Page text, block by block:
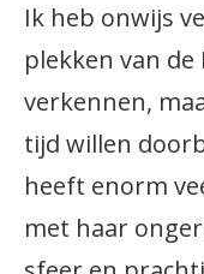
Ik heb onwijs
plekken van
verkennen,
tijd willen
heeft enorm
met haar